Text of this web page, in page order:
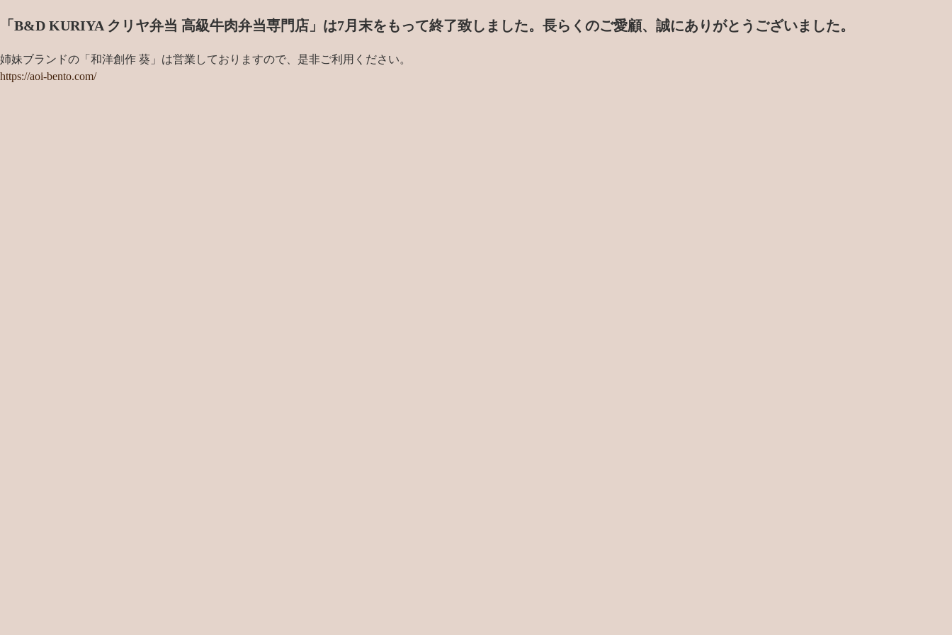
「B&D KURIYA クリヤ弁当 高級牛肉弁当専門店」は7月末をもって終了致しました。 長らくのご愛顧、誠にありがとうございました。
姉妹ブランドの「和洋創作 葵」は営業しておりますので、是非ご利用ください。
https://aoi-bento.com/